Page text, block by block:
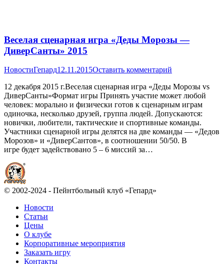
Веселая сценарная игра «Деды Морозы —
ДиверСанты» 2015
НовостиГепард12.11.2015Оставить комментарий
12 декабря 2015 г.Веселая сценарная игра «Деды Морозы vs
ДиверСанты»Формат игры Принять участие может любой
человек: морально и физически готов к сценарным играм
одиночка, несколько друзей, группа людей. Допускаются:
новички, любители, тактические и спортивные команды.
Участники сценарной игры делятся на две команды — «Дедов
Морозов» и «ДиверСантов», в соотношении 50/50. В
игре будет задействовано 5 – 6 миссий за…
© 2002-2024 - Пейнтбольный клуб «Гепард»
Новости
Статьи
Цены
О клубе
Корпоративные мероприятия
Заказать игру
Контакты